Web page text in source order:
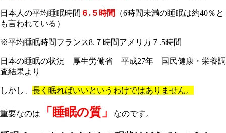
日本人の平均睡眠時間 ６.５時間
（6時間未満の睡眠は約40％と
も言われている）
※平均睡眠時間フランス8.７時間アメリカ７.5時間
日本の睡眠の状況 厚生労働省 平成27年 国民健康・栄養調
査結果より
しかし、 長く眠ればいいというわけではありません。
重要なのは 「睡眠の質」 なのです。